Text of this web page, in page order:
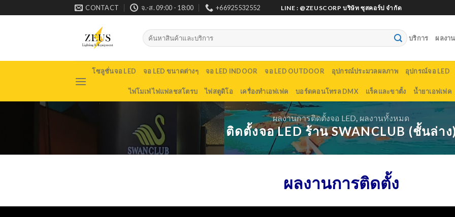
to
CONTACT จ.-ส. 09:00 - 18:00 +66925532552 LINE : @ZEUSCORP บริษัท ซุสคอร์ป จำกัด
Search
for:
บริการ ผลงา
โซลูชั่นจอ LED จอ LED ขนาดต่างๆ จอ LED INDOOR จอ LED OUTDOOR อุปกรณ์ประมวลผลภาพ อุปกรณ์จอ LED
ไฟโมเฟ่ ไฟแฟลชสโตรบ ไฟสตูดิโอ เครื่องทำเอฟเฟค บอร์ดคอนโทรล DMX แร็คและขาตั้ง น้ำยาเอฟเฟค
ผลงานการติดตั้งจอ LED, ผลงานทั้งหมด
ติดตั้งจอ LED ร้าน SWANCLUB (ชั้นล่าง
ผลงานการติดตั้ง